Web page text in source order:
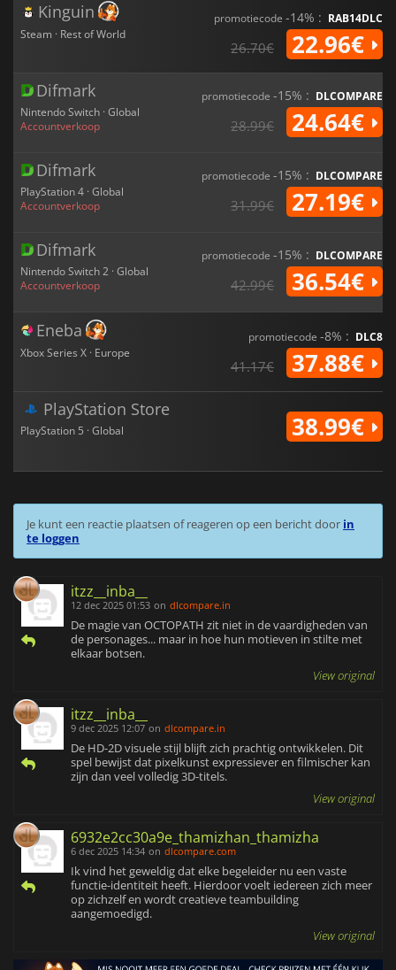
Kinguin
Steam · Rest of World
promotiecode -14% : RAB14DLC
26.70€ 22.96€
Difmark
Nintendo Switch · Global
Accountverkoop
promotiecode -15% : DLCOMPARE
28.99€ 24.64€
Difmark
PlayStation 4 · Global
Accountverkoop
promotiecode -15% : DLCOMPARE
31.99€ 27.19€
Difmark
Nintendo Switch 2 · Global
Accountverkoop
promotiecode -15% : DLCOMPARE
42.99€ 36.54€
Eneba
Xbox Series X · Europe
promotiecode -8% : DLC8
41.17€ 37.88€
PlayStation Store
PlayStation 5 · Global 38.99€
Je kunt een reactie plaatsen of reageren op een bericht door in
te loggen
itzz__inba__
12 dec 2025 01:53 on dlcompare.in
De magie van OCTOPATH zit niet in de vaardigheden van
de personages... maar in hoe hun motieven in stilte met
elkaar botsen.
View original
itzz__inba__
9 dec 2025 12:07 on dlcompare.in
De HD-2D visuele stijl blijft zich prachtig ontwikkelen. Dit
spel bewijst dat pixelkunst expressiever en filmischer kan
zijn dan veel volledig 3D-titels.
View original
6932e2cc30a9e_thamizhan_thamizha
6 dec 2025 14:34 on dlcompare.com
Ik vind het geweldig dat elke begeleider nu een vaste
functie-identiteit heeft. Hierdoor voelt iedereen zich meer
op zichzelf en wordt creatieve teambuilding
aangemoedigd.
View original